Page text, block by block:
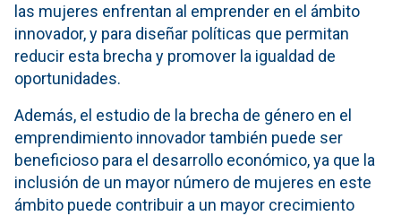
las mujeres enfrentan al emprender en el ámbito
innovador, y para diseñar políticas que permitan
reducir esta brecha y promover la igualdad de
oportunidades.
Además, el estudio de la brecha de género en el
emprendimiento innovador también puede ser
beneficioso para el desarrollo económico, ya que la
inclusión de un mayor número de mujeres en este
ámbito puede contribuir a un mayor crecimiento